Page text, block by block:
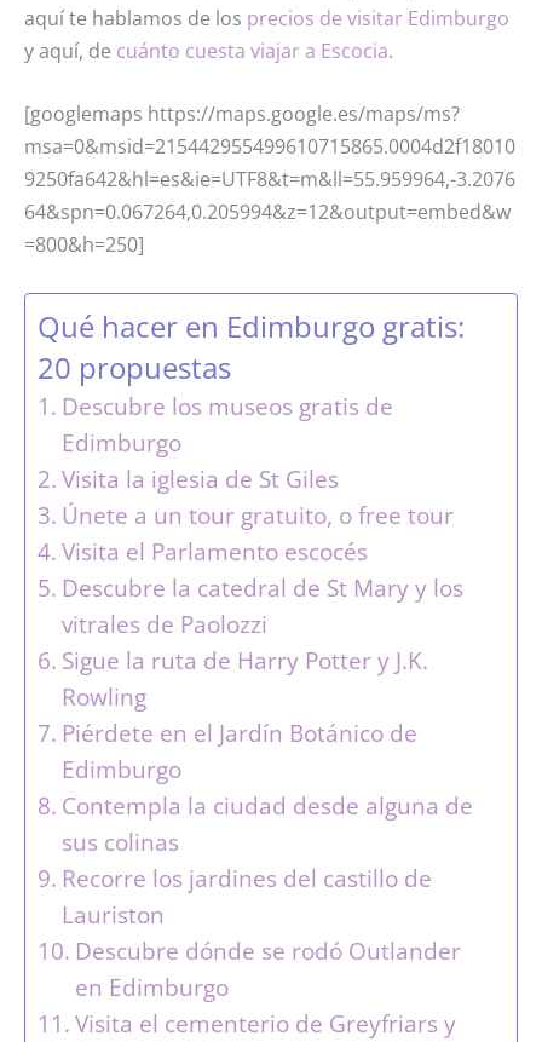
aquí te hablamos de los precios de visitar Edimburgo
y aquí, de cuánto cuesta viajar a Escocia.
[googlemaps https://maps.google.es/maps/ms?
msa=0&msid=215442955499610715865.0004d2f18010
9250fa642&hl=es&ie=UTF8&t=m&ll=55.959964,-3.2076
64&spn=0.067264,0.205994&z=12&output=embed&w
=800&h=250]
Qué hacer en Edimburgo gratis:
20 propuestas
Descubre los museos gratis de
Edimburgo
Visita la iglesia de St Giles
Únete a un tour gratuito, o free tour
Visita el Parlamento escocés
Descubre la catedral de St Mary y los
vitrales de Paolozzi
Sigue la ruta de Harry Potter y J.K.
Rowling
Piérdete en el Jardín Botánico de
Edimburgo
Contempla la ciudad desde alguna de
sus colinas
Recorre los jardines del castillo de
Lauriston
Descubre dónde se rodó Outlander
en Edimburgo
Visita el cementerio de Greyfriars y